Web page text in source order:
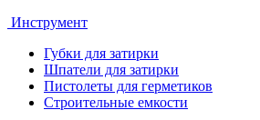
Инструмент
Губки для затирки
Шпатели для затирки
Пистолеты для герметиков
Строительные емкости